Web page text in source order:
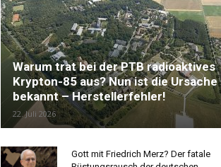
Redaktionstipp